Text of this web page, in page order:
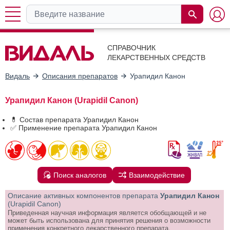
СПРАВОЧНИК
ЛЕКАРСТВЕННЫХ СРЕДСТВ
Видаль Описания препаратов Урапидил Канон
Урапидил Канон (Urapidil Canon)
💊 Состав препарата Урапидил Канон
✅ Применение препарата Урапидил Канон
Поиск аналогов Взаимодействие
Описание активных компонентов препарата Урапидил Канон
(Urapidil Canon)
Приведенная научная информация является обобщающей и не
может быть использована для принятия решения о возможности
применения конкретного лекарственного препарата.